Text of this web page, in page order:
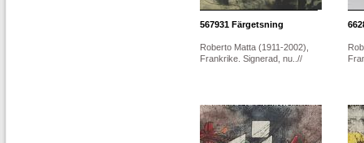
567931 Färgetsning
Roberto Matta (1911-2002),
Frankrike. Signerad, nu..//